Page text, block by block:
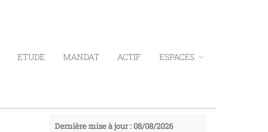
ETUDE MANDAT ACTIF ESPACES
Dernière mise à jour : 08/08/2026